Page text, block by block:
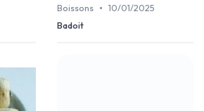
Boissons • 10/01/2025
Badoit